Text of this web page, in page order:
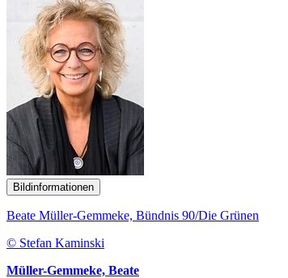
Bildinformationen
Beate Müller-Gemmeke, Bündnis 90/Die Grünen
© Stefan Kaminski
Müller-Gemmeke, Beate